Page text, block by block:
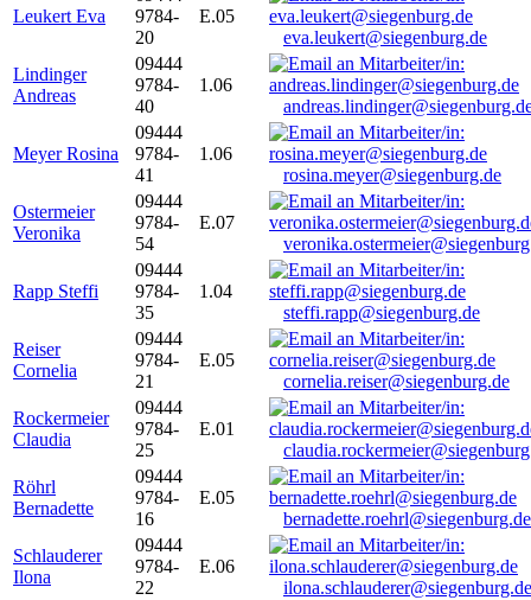
Leukert Eva
9784-
20
E.05
eva.leukert@siegenburg.de
Lindinger
Andreas
09444
9784-
40
1.06
Meyer Rosina
09444
9784-
41
1.06
rosina.meyer@siegenburg.de
Ostermeier
Veronika
09444
9784-
54
E.07
Rapp Steffi
09444
9784-
35
1.04
steffi.rapp@siegenburg.de
Reiser
Cornelia
09444
9784-
21
E.05
cornelia.reiser@siegenburg.de
Rockermeier
Claudia
09444
9784-
25
E.01
Röhrl
Bernadette
09444
9784-
16
E.05
bernadette.roehrl@siegenburg.de
Schlauderer
Ilona
09444
9784-
22
E.06
ilona.schlauderer@siegenburg.de